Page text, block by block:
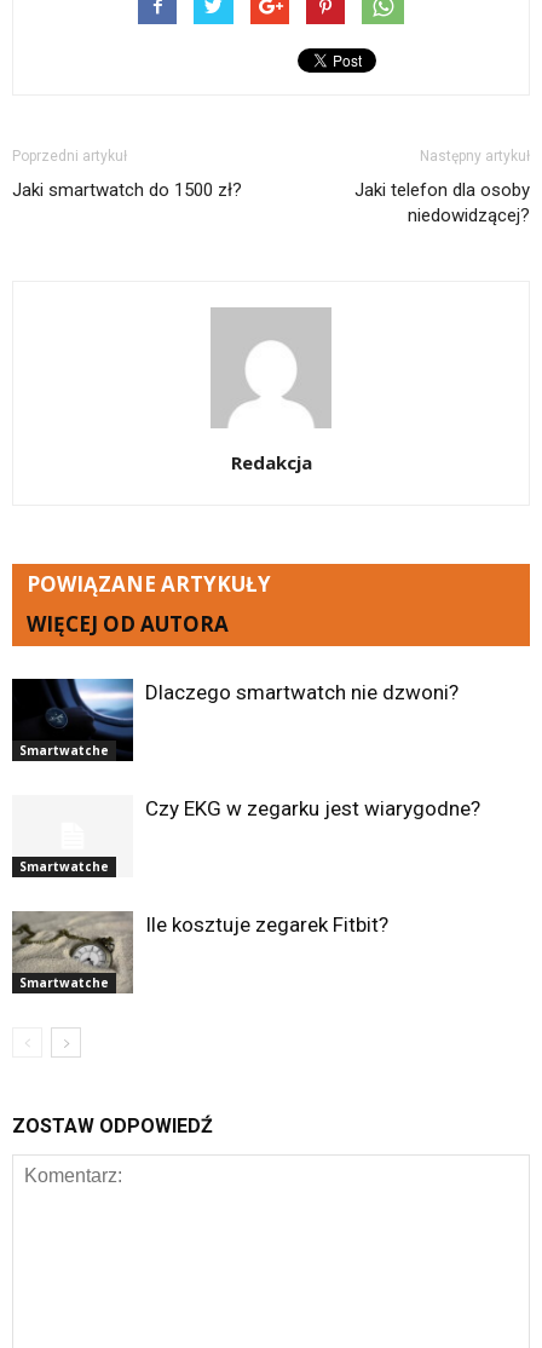
Poprzedni artykuł
Jaki smartwatch do 1500 zł?
Następny artykuł
Jaki telefon dla osoby
niedowidzącej?
Redakcja
POWIĄZANE ARTYKUŁY
WIĘCEJ OD AUTORA
Smartwatche
Dlaczego smartwatch nie dzwoni?
Smartwatche
Czy EKG w zegarku jest wiarygodne?
Smartwatche
Ile kosztuje zegarek Fitbit?
ZOSTAW ODPOWIEDŹ